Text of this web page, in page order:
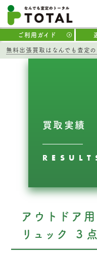
ご利用ガイド
無料出張買取はなんでも査定
買取実績
アウトドア
リュック ３